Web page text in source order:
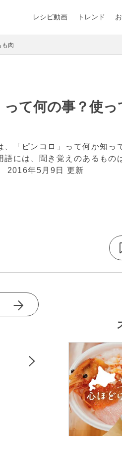
レシピ動画 トレンド
も肉
て何の事？使
「ピンコロ」って何か知っ
には、聞き覚えのあるもの
2016年5月9日 更新